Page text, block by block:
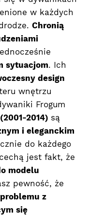
w każdych
Chronią
sytuacjom. Ich
design
wnętrzu
Frogum
2014) są
i eleganckim
do każdego
jest fakt, że
modelu
pewność, że
z
się